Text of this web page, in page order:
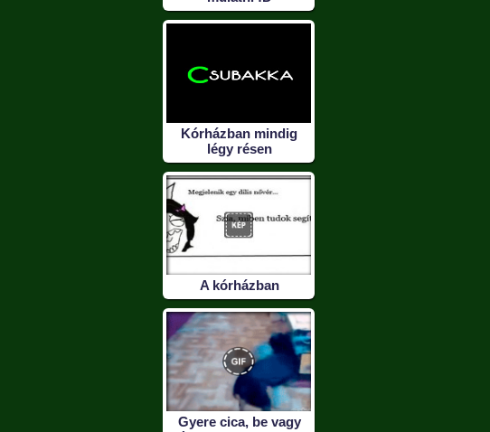
Kórházban mindig
légy résen
A kórházban
Gyere cica, be vagy